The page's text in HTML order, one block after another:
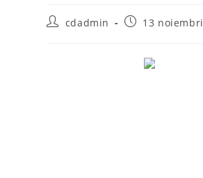
Postcdadmin
Post13